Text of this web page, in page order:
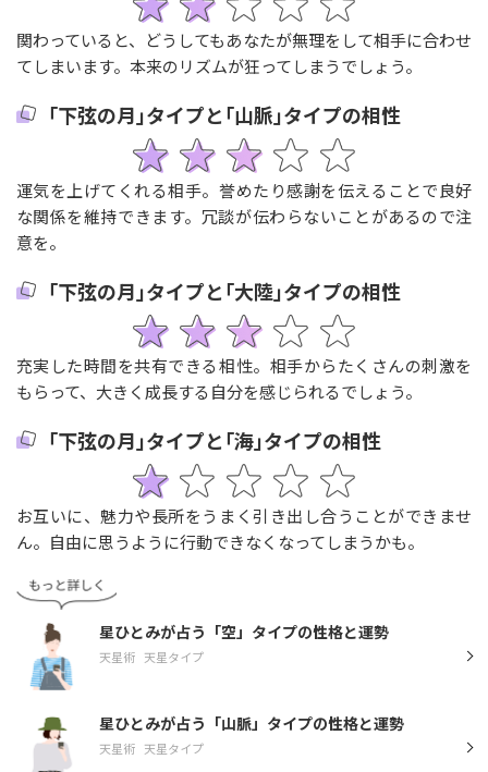
関わっていると、どうしてもあなたが無理をして相手に合わせ
てしまいます。本来のリズムが狂ってしまうでしょう。
｢下弦の月｣タイプと｢山脈｣タイプの相性
運気を上げてくれる相手。誉めたり感謝を伝えることで良好
な関係を維持できます。冗談が伝わらないことがあるので注
意を。
｢下弦の月｣タイプと｢大陸｣タイプの相性
充実した時間を共有できる相性。相手からたくさんの刺激を
もらって、大きく成長する自分を感じられるでしょう。
｢下弦の月｣タイプと｢海｣タイプの相性
お互いに、魅力や長所をうまく引き出し合うことができませ
ん。自由に思うように行動できなくなってしまうかも。
星ひとみが占う「空」タイプの性格と運勢
天星術 天星タイプ
星ひとみが占う「山脈」タイプの性格と運勢
天星術 天星タイプ